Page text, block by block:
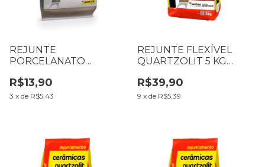
REJUNTE
PORCELANATO
R$13,90
3 x de R$5,43
REJUNTE FLEXÍVEL
QUARTZOLIT 5 KG
R$39,90
9 x de R$5,39